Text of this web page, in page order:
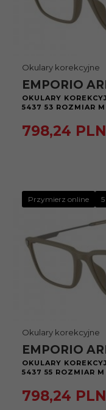
Okulary korekcyjne
EMPORIO
OKULARY
5437 53 ROZMIAR M
798,24 PLN
Przymierz online
Okulary korekcyjne
EMPORIO
OKULARY
5437 55 ROZMIAR M
798,24 PLN